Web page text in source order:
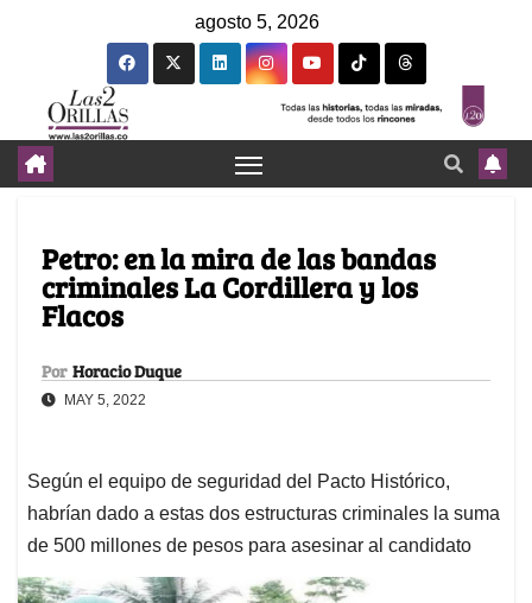
agosto 5, 2026
Petro: en la mira de las bandas
criminales La Cordillera y los
Flacos
Por Horacio Duque
MAY 5, 2022
Según el equipo de seguridad del Pacto Histórico,
habrían dado a estas dos estructuras criminales la suma
de 500 millones de pesos para asesinar al candidato